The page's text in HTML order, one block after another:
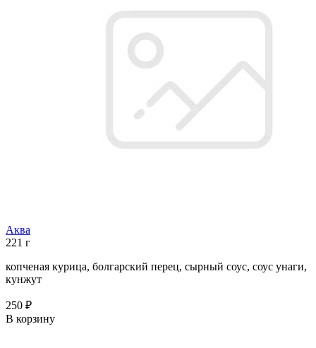
Аква
221 г
копченая курица, болгарский перец, сырный соус, соус унаги,
кунжут
250 ₽
В корзину